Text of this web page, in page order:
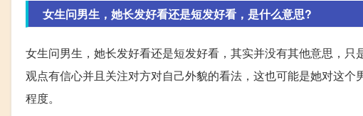
女生问男生，她长发好看还是短发好看，是什么意思?
女生问男生，她长发好看还是短发好看，其实并没有其他意思，
观点有信心并且关注对方对自己外貌的看法，这也可能是她对这
程度。